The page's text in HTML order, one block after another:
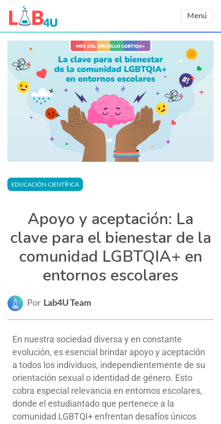
Menú
EDUCACIÓN CIENTÍFICA
Apoyo y aceptación: La
clave para el bienestar de la
comunidad LGBTQIA+ en
entornos escolares
Por Lab4U Team
En nuestra sociedad diversa y en constante
evolución, es esencial brindar apoyo y aceptación
a todos los individuos, independientemente de su
orientación sexual o identidad de género. Esto
cobra especial relevancia en entornos escolares,
donde el estudiantado que pertenece a la
comunidad LGBTQI+ enfrentan desafíos únicos